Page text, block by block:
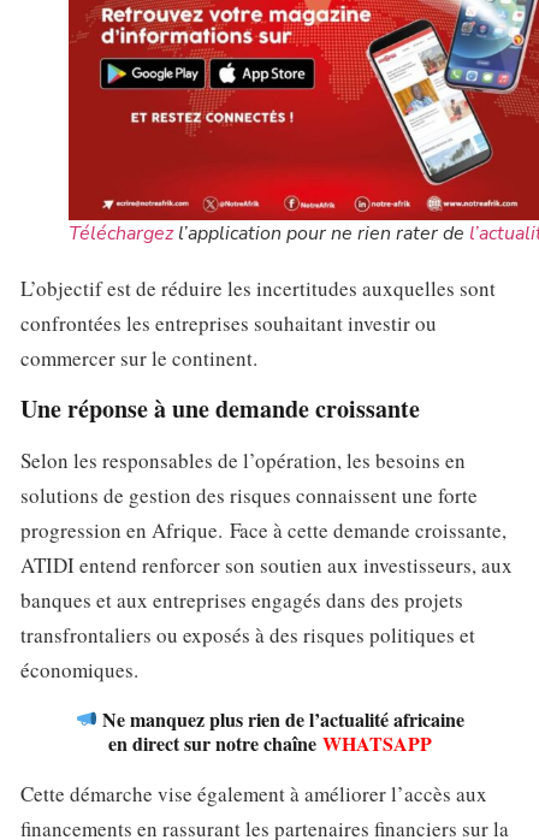
Téléchargezl’application pour ne rien rater de
L’objectif est de réduire les incertitudes auxquelles sont
confrontées les entreprises souhaitant investir ou
commercer sur le continent.
Une réponse à une demande croissante
Selon les responsables de l’opération, les besoins en
solutions de gestion des risques connaissent une forte
progression en Afrique. Face à cette demande croissante,
ATIDI entend renforcer son soutien aux investisseurs, aux
banques et aux entreprises engagés dans des projets
transfrontaliers ou exposés à des risques politiques et
économiques.
Ne manquez plus rien de l’actualité africaine
en direct sur notre chaîne WHATSAPP
Cette démarche vise également à améliorer l’accès aux
financements en rassurant les partenaires financiers sur la